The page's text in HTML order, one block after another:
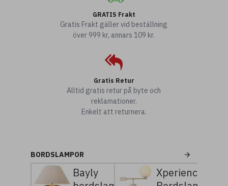
GRATIS Frakt
Gratis Frakt gäller vid beställning
över 999 kr, annars 109 kr.
Gratis Retur
Alltid gratis retur på byte och
reklamationer.
Enkelt att returnera.
BORDSLAMPOR
Bayly
Xperience